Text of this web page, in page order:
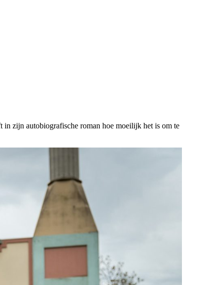
zijn autobiografische roman hoe moeilijk het is om te